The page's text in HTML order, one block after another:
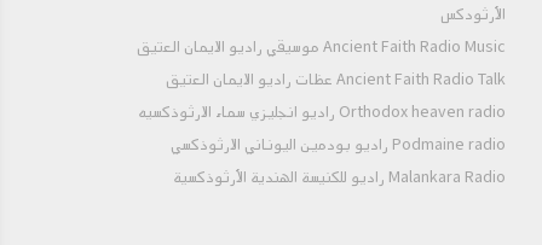
الأرثودكس
Ancient Faith Radio Music موسيقي راديو الايمان العتيق
Ancient Faith Radio Talk عظات راديو الايمان العتيق
Orthodox heaven radio راديو انجليزي سماء الارثوذكسيه
Podmaine radio راديو بودمين اليوناني الارثوذكسي
Malankara Radio راديو للكنيسة الهندية الأرثوذكسية